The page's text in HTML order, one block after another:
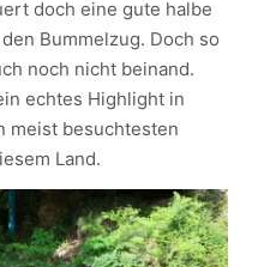
doch eine gute halbe
Bummelzug. Doch so
noch nicht beinand.
echtes Highlight in
meist besuchtesten
Land.